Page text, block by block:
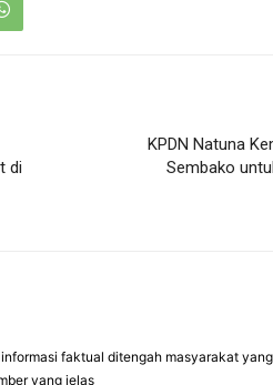
di
KPDN Natuna
Sembako
faktual ditengah masyarakat
yang jelas